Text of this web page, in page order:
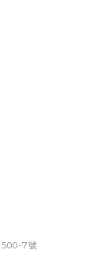
500-7號